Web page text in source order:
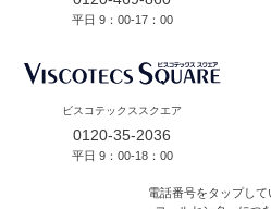
平日 9：00-17：00
ビスコテックススクエア
0120-35-2036
平日 9：00-18：00
電話番号をタップして